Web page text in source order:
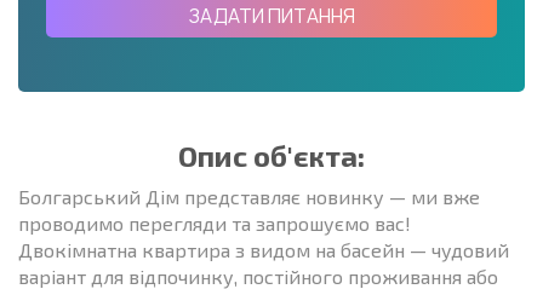
ЗАДАТИ ПИТАННЯ
Опис об'єкта:
Болгарський Дім представляє новинку — ми вже
проводимо перегляди та запрошуємо вас!
Двокімнатна квартира з видом на басейн — чудовий
варіант для відпочинку, постійного проживання або